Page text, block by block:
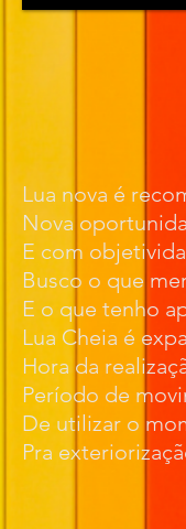
Lua nova é
Nova
E com
Busco o que
E o que tenho
Lua Cheia é
Hora da
Período de
De utilizar o
Pra